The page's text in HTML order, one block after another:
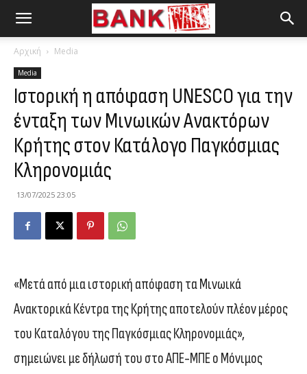
Αρχική Media
Media
Ιστορική η απόφαση UNESCO για την
ένταξη των Μινωικών Ανακτόρων
Κρήτης στον Κατάλογο Παγκόσμιας
Κληρονομιάς
13/07/2025 23:05
«Μετά από μια ιστορική απόφαση τα Μινωικά
Ανακτορικά Κέντρα της Κρήτης αποτελούν πλέον μέρος
του Καταλόγου της Παγκόσμιας Κληρονομιάς»,
σημειώνει με δήλωσή του στο ΑΠΕ-ΜΠΕ ο Μόνιμος